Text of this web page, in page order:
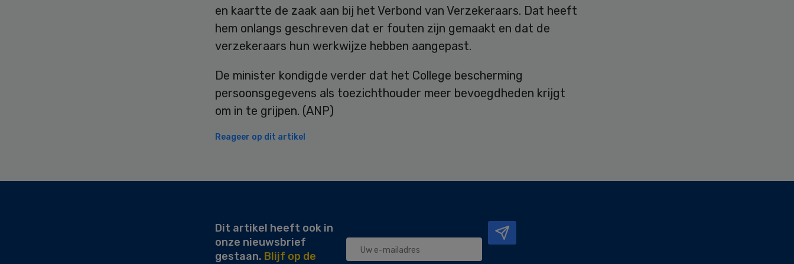
en kaartte de zaak aan bij het Verbond van Verzekeraars. Dat heeft
hem onlangs geschreven dat er fouten zijn gemaakt en dat de
verzekeraars hun werkwijze hebben aangepast.
De minister kondigde verder dat het College bescherming
persoonsgegevens als toezichthouder meer bevoegdheden krijgt
om in te grijpen. (ANP)
Reageer op dit artikel
Dit artikel heeft ook in
onze nieuwsbrief
gestaan. Blijf op de